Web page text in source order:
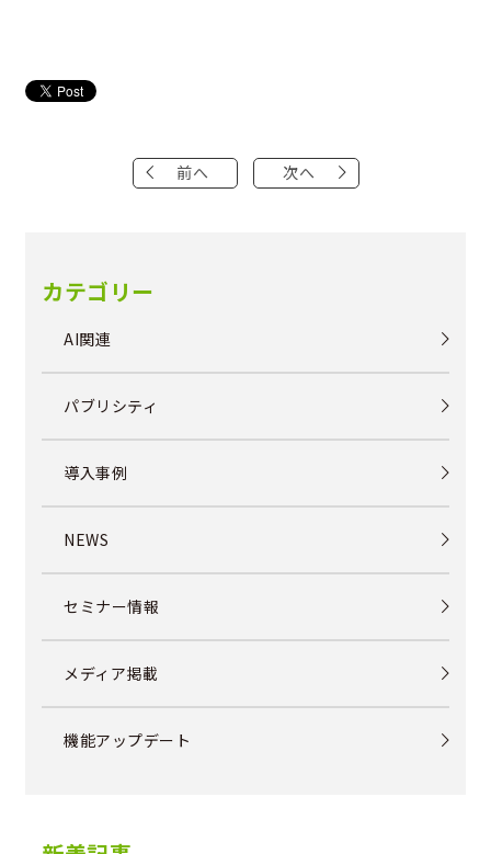
前へ 次へ
カテゴリー
AI関連
パブリシティ
導入事例
NEWS
セミナー情報
メディア掲載
機能アップデート